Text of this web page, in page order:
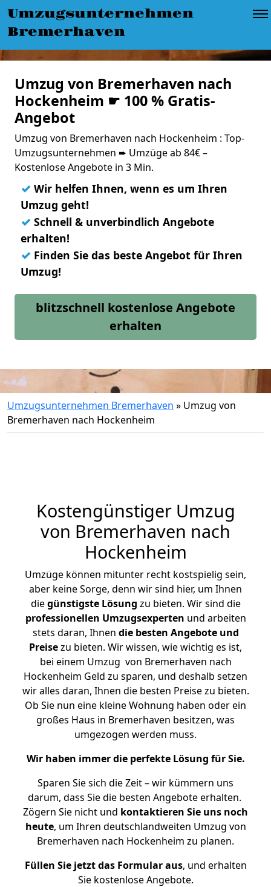
Umzugsunternehmen
Bremerhaven
Umzug von Bremerhaven nach
Hockenheim ☛ 100 % Gratis-
Angebot
Umzug von Bremerhaven nach Hockenheim : Top-
Umzugsunternehmen ➨ Umzüge ab 84€ –
Kostenlose Angebote in 3 Min.
✓ Wir helfen Ihnen, wenn es um Ihren
Umzug geht!
✓ Schnell & unverbindlich Angebote
erhalten!
✓ Finden Sie das beste Angebot für Ihren
Umzug!
blitzschnell kostenlose Angebote
erhalten
Umzugsunternehmen Bremerhaven » Umzug von
Bremerhaven nach Hockenheim
Kostengünstiger Umzug
von Bremerhaven nach
Hockenheim
Umzüge können mitunter recht kostspielig sein,
aber keine Sorge, denn wir sind hier, um Ihnen
diegünstigste Lösung zu bieten. Wir sind die
professionellen Umzugsexperten und arbeiten
stets daran, Ihnen die besten Angebote und
Preisezu bieten. Wir wissen, wie wichtig es ist,
bei einem Umzug von Bremerhaven nach
Hockenheim Geld zu sparen, und deshalb setzen
wir alles daran, Ihnen die besten Preise zu bieten.
Ob Sie nun eine kleine Wohnung haben oder ein
großes Haus in Bremerhaven besitzen, was
umgezogen werden muss.
Wir haben immer die perfekte Lösung für Sie.
Sparen Sie sich die Zeit – wir kümmern uns
darum, dass Sie die besten Angebote erhalten.
Zögern Sie nicht und kontaktieren Sie uns noch
heute, um Ihren deutschlandweiten Umzug von
Bremerhaven nach Hockenheim zu planen.
Füllen Sie jetzt das Formular aus, und erhalten
Sie kostenlose Angebote.